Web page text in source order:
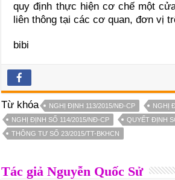
quy định thực hiện cơ chế một
liên thông tại các cơ quan, đơn vị
bibi
Từ khóa NGHỊ ĐỊNH 113/2015/NĐ-CP
NGHỊ
NGHỊ ĐỊNH SỐ 114/2015/NĐ-CP
QUYẾT ĐỊNH
THÔNG TƯ SỐ 23/2015/TT-BKHCN
Tác giả Nguyễn Quốc Sử